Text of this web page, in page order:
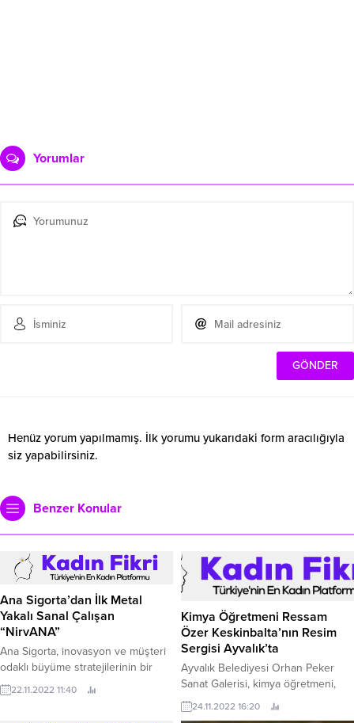
Yorumlar
Henüz yorum yapılmamış. İlk yorumu yukarıdaki form aracılığıyla
siz yapabilirsiniz.
Benzer Konular
Ana Sigorta’dan İlk Metal
Yakalı Sanal Çalışan
“NirvANA”
Ana Sigorta, inovasyon ve müşteri
odaklı büyüme stratejilerinin bir
parçası olan “Robotik Süreç
Otomasyonu”na yaptığı yatırımla, ilk
22.11.2022 11:40
Kimya Öğretmeni Ressam
Özer Keskinbalta’nın Resim
Sergisi Ayvalık’ta
Ayvalık Belediyesi Orhan Peker
Sanat Galerisi, kimya öğretmeni,
ressam Özer Keskinbalta’nın
beşinci kişisel resim sergisine ev
24.11.2022 16:20